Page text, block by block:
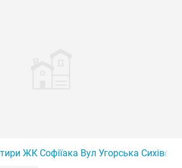
ЖК Софіїака Вул Угорська